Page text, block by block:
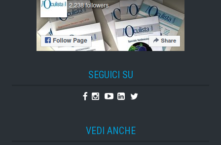
SEGUICI SU
Facebook
Instagram
YoutubeLinkedin
Twitter
VEDI ANCHE